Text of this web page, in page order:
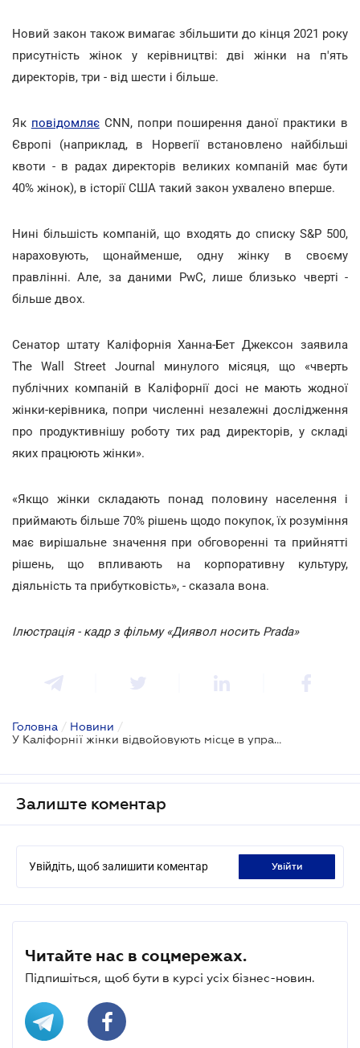
Новий закон також вимагає збільшити до кінця 2021 року
присутність жінок у керівництві: дві жінки на п'ять
директорів, три - від шести і більше.
Як повідомляєCNN, попри поширення даної практики в
Європі (наприклад, в Норвегії встановлено найбільші
квоти - в радах директорів великих компаній має бути
40% жінок), в історії США такий закон ухвалено вперше.
Нині більшість компаній, що входять до списку S&P 500,
нараховують, щонайменше, одну жінку в своєму
правлінні. Але, за даними PwC, лише близько чверті -
більше двох.
Сенатор штату Каліфорнія Ханна-Бет Джексон заявила
The Wall Street Journal минулого місяця, що «чверть
публічних компаній в Каліфорнії досі не мають жодної
жінки-керівника, попри численні незалежні дослідження
про продуктивнішу роботу тих рад директорів, у складі
яких працюють жінки».
«Якщо жінки складають понад половину населення і
приймають більше 70% рішень щодо покупок, їх розуміння
має вирішальне значення при обговоренні та прийнятті
рішень, що впливають на корпоративну культуру,
діяльність та прибутковість», - сказала вона.
Ілюстрація - кадр з фільму «Диявол носить Prada»
Головна / Новини /
У Каліфорнії жінки відвойовують місце в управлінні корпораціями
Залиште коментар
Увійдіть, щоб залишити коментар увійти
Читайте нас в соцмережах.
Підпишіться, щоб бути в курсі усіх бізнес-новин.